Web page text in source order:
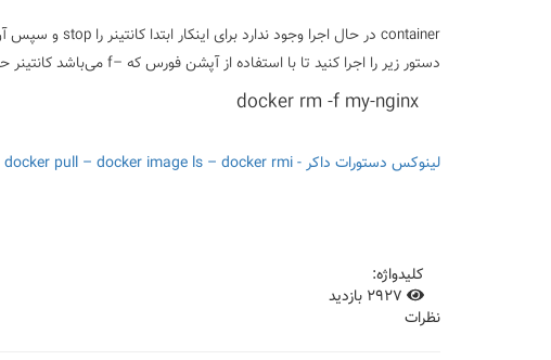
container در حال اجرا وجود ندارد برای اینکار ابتدا کانتینر را stop و سپس آن‌را حذف کنید و یا از آپشن فورس یا اجبار استفاده کنید.
دستور زیر را اجرا کنید تا با استفاده از آپشن فورس که –f می‌باشد کانتینر حذف شود:
docker rm -f my-nginx
لینوکس دستورات داکر - docker pull – docker image ls – docker rmi
کلیدواژه:
2927 بازدید
نظرات